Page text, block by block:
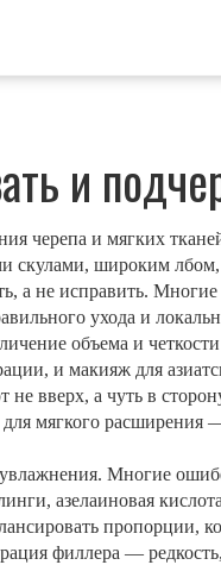
и
черепа и мягких
скулами, широким
а не исправить. Многие
ухода и
объема и
, и макияж для
не вверх, а чуть в
мягкого
Многие
азелаиновая
пропорции,
филлера —